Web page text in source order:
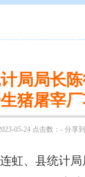
局局长
猪屠宰
05-24 点击数： - 分享到
虹、县统计